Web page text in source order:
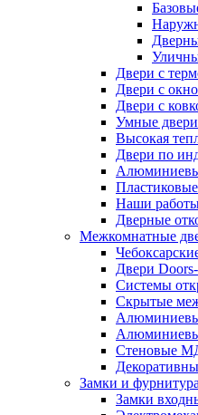
Двери с
Двери с
Двери с
Умные
Высокая
Двери по
Наши
Дверные
Межкомнатные
Двери
Системы
Скрытые
Стеновые
Замки и фурнитура
Замки